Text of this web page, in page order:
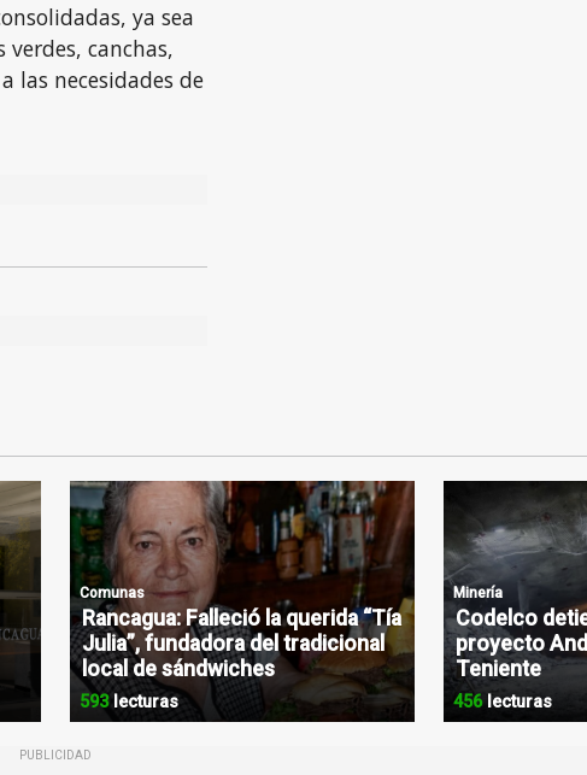
ya sea
canchas,
las necesidades de
Comunas
Rancagua: Falleció la querida “Tía
Julia”, fundadora del tradicional
local de sándwiches
593lecturas
Minería
Codelco
proyecto
Teniente
456lecturas
PUBLICIDAD